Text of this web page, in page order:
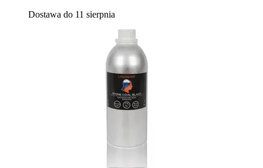
Dostawa do 11 sierpnia